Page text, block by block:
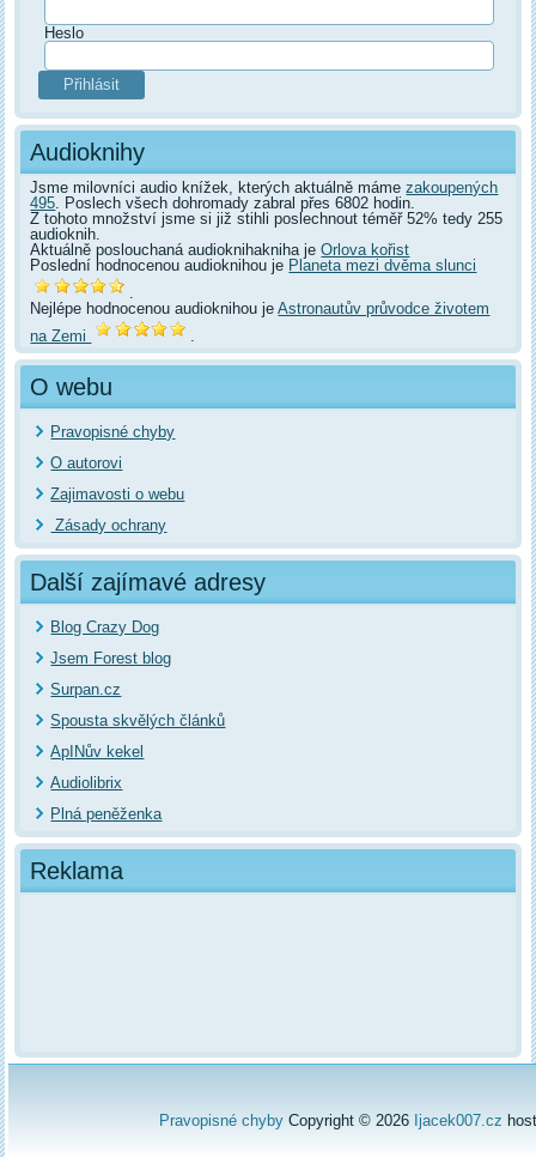
Heslo
Audioknihy
Jsme milovníci audio knížek, kterých aktuálně mámezakoupených
495. Poslech všech dohromady zabral přes 6802 hodin.
Z tohoto množství jsme si již stihli poslechnout téměř 52% tedy 255
audioknih.
Aktuálně poslouchaná audioknihakniha jeOrlova kořist
Poslední hodnocenou audioknihou je Planeta mezi dvěma slunci
.
Nejlépe hodnocenou audioknihou jeAstronautův průvodce životem
na Zemi
.
O webu
Pravopisné chyby
O autorovi
Zajimavosti o webu
Zásady ochrany
Další zajímavé adresy
Blog Crazy Dog
Jsem Forest blog
Surpan.cz
Spousta skvělých článků
ApINův kekel
Audiolibrix
Plná peněženka
Reklama
Pravopisné chybyCopyright © 2026 Ijacek007.cz